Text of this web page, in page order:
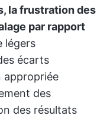
la frustration des
par rapport
légers
écarts
appropriée
des
des résultats